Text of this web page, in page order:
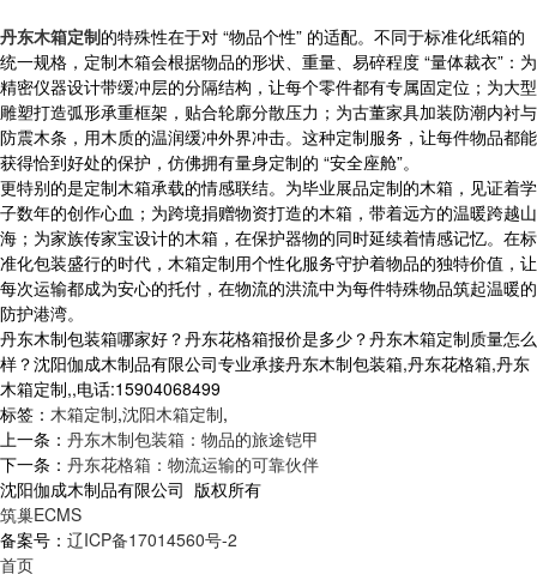
丹东木箱定制的特殊性在于对 “物品个性” 的适配。不同于标准化纸箱的
统一规格，定制木箱会根据物品的形状、重量、易碎程度 “量体裁衣”：为
精密仪器设计带缓冲层的分隔结构，让每个零件都有专属固定位；为大型
雕塑打造弧形承重框架，贴合轮廓分散压力；为古董家具加装防潮内衬与
防震木条，用木质的温润缓冲外界冲击。这种定制服务，让每件物品都能
获得恰到好处的保护，仿佛拥有量身定制的 “安全座舱”。
更特别的是定制木箱承载的情感联结。为毕业展品定制的木箱，见证着学
子数年的创作心血；为跨境捐赠物资打造的木箱，带着远方的温暖跨越山
海；为家族传家宝设计的木箱，在保护器物的同时延续着情感记忆。在标
准化包装盛行的时代，木箱定制用个性化服务守护着物品的独特价值，让
每次运输都成为安心的托付，在物流的洪流中为每件特殊物品筑起温暖的
防护港湾。
丹东木制包装箱哪家好？丹东花格箱报价是多少？丹东木箱定制质量怎么
样？沈阳伽成木制品有限公司专业承接丹东木制包装箱,丹东花格箱,丹东
木箱定制,,电话:15904068499
标签： 木箱定制,沈阳木箱定制,
上一条： 丹东木制包装箱：物品的旅途铠甲
下一条： 丹东花格箱：物流运输的可靠伙伴
沈阳伽成木制品有限公司 版权所有
筑巢ECMS
备案号： 辽ICP备17014560号-2
首页